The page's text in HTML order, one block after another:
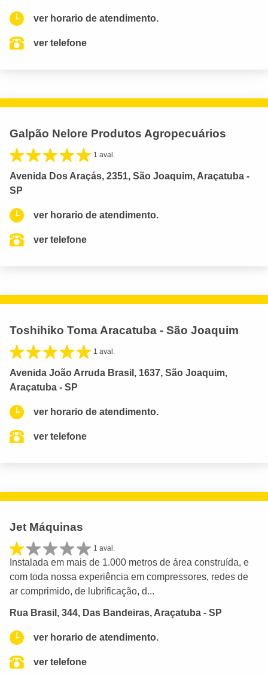
ver horario de atendimento.
ver telefone
Galpão Nelore Produtos Agropecuários
1 aval.
Avenida Dos Araçás, 2351, São Joaquim, Araçatuba -
SP
ver horario de atendimento.
ver telefone
Toshihiko Toma Aracatuba - São Joaquim
1 aval.
Avenida João Arruda Brasil, 1637, São Joaquim,
Araçatuba - SP
ver horario de atendimento.
ver telefone
Jet Máquinas
1 aval.
Instalada em mais de 1.000 metros de área construída, e
com toda nossa experiência em compressores, redes de
ar comprimido, de lubrificação, d...
Rua Brasil, 344, Das Bandeiras, Araçatuba - SP
ver horario de atendimento.
ver telefone